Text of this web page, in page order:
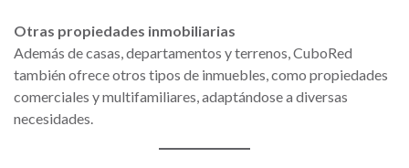
Otras propiedades inmobiliarias
Además de casas, departamentos y terrenos, CuboRed
también ofrece otros tipos de inmuebles, como propiedades
comerciales y multifamiliares, adaptándose a diversas
necesidades.